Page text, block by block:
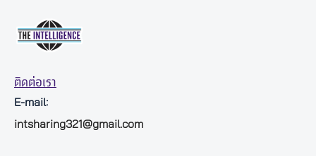
ติดต่อเรา
E-mail:
intsharing321@gmail.com